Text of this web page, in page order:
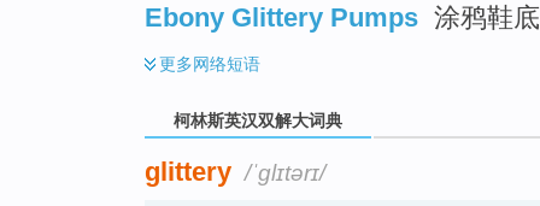
Ebony Glittery Pumps 涂鸦鞋
更多网络短语
柯林斯英汉双解大词典
glittery /ˈglɪtərɪ/